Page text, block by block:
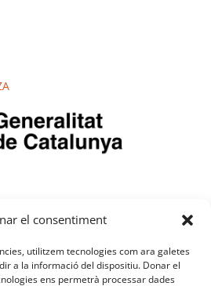
el consentiment
utilitzem tecnologies com ara galetes
a la informació del dispositiu. Donar el
ens permetrà processar dades